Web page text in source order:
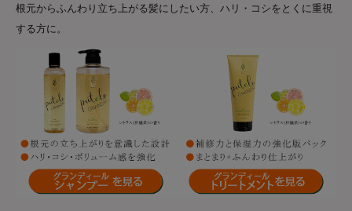
根元からふんわり立ち上がる髪にしたい方、ハリ・コシをとくに重視
する方に。